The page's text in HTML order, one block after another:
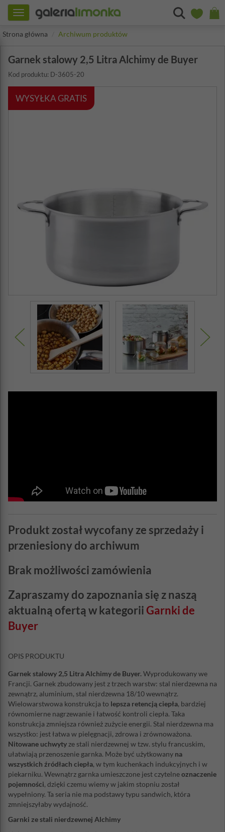
Toggle
navigation
Strona główna
Archiwum produktów
Garnek stalowy 2,5 Litra Alchimy de Buyer
Kod produktu: D-3605-20
WYSYŁKA GRATIS
Produkt został wycofany ze sprzedaży i
przeniesiony do archiwum
Brak możliwości zamówienia
Zapraszamy do zapoznania się z naszą
aktualną ofertą w kategoriiGarnki de
Buyer
OPIS PRODUKTU
Garnek stalowy 2,5 Litra Alchimy de Buyer.Wyprodukowany we
Francji. Garnek zbudowany jest z trzech warstw: stal nierdzewna na
zewnątrz, aluminium, stal nierdzewna 18/10 wewnątrz.
Wielowarstwowa konstrukcja to lepsza retencją ciepła, bardziej
równomierne nagrzewanie i łatwość kontroli ciepła. Taka
konstrukcja zmniejsza również zużycie energii. Stal nierdzewna ma
wszystko: jest łatwa w pielęgnacji, zdrowa i zrównoważona.
Nitowane uchwyty ze stali nierdzewnej w tzw. stylu francuskim,
ułatwiają przenoszenie garnka. Może być użytkowany na
wszystkich źródłach ciepła, w tym kuchenkach indukcyjnych i w
piekarniku. Wewnątrz garnka umieszczone jest czytelneoznaczenie
pojemności, dzięki czemu wiemy w jakim stopniu został
wypełniony. Ta seria nie ma podstawy typu sandwich, która
zmniejszyłaby wydajność.
Garnki ze stali nierdzewnej Alchimy